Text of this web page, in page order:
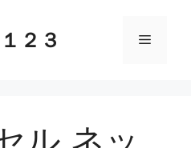
２３ メ
ル ネッ